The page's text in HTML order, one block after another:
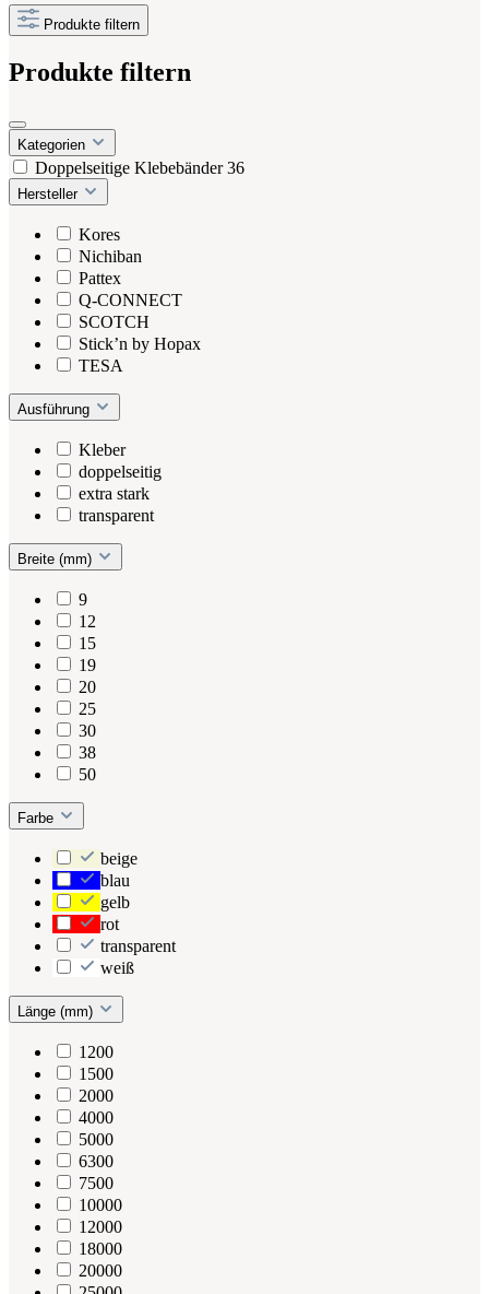
Produkte filtern
Produkte filtern
Kategorien
Doppelseitige Klebebänder36
Hersteller
Kores
Nichiban
Pattex
Q-CONNECT
SCOTCH
Stick’n by Hopax
TESA
Ausführung
Kleber
doppelseitig
extra stark
transparent
Breite (mm)
9
12
15
19
20
25
30
38
50
Farbe
beige
blau
gelb
rot
transparent
weiß
Länge (mm)
1200
1500
2000
4000
5000
6300
7500
10000
12000
18000
20000